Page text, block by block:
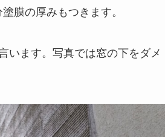
膜の厚みもつきます。
います。写真では窓の下をダメ